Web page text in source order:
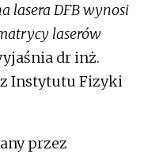
lasera DFB wynosi
laserów
dr inż.
Instytutu Fizyki
przez